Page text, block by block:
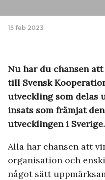
15 feb 2023
Nu har du chansen
till Svensk
utveckling som
insats som främjat
utvecklingen i Sverige.
Alla har chansen att
organisation och
något sätt